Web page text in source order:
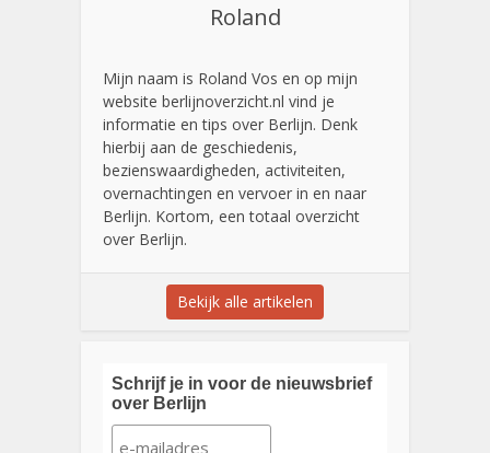
Roland
Mijn naam is Roland Vos en op mijn
website berlijnoverzicht.nl vind je
informatie en tips over Berlijn. Denk
hierbij aan de geschiedenis,
bezienswaardigheden, activiteiten,
overnachtingen en vervoer in en naar
Berlijn. Kortom, een totaal overzicht
over Berlijn.
Bekijk alle artikelen
Schrijf je in voor de nieuwsbrief
over Berlijn